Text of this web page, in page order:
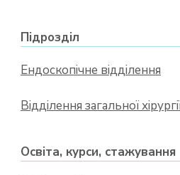
Підрозділ
Ендоскопічне відділення
Відділення загальної
Освіта, курси, стажування